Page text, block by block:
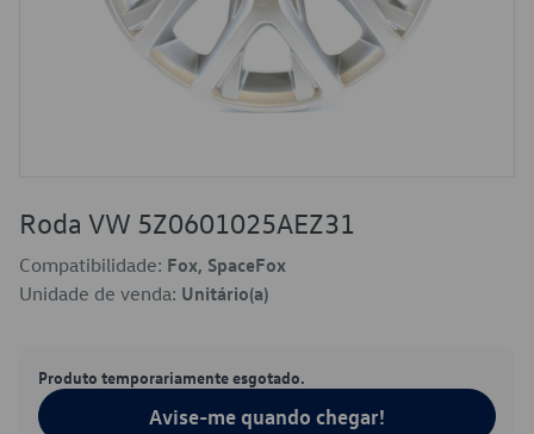
Roda VW 5Z0601025AEZ31
Compatibilidade: Fox, SpaceFox
Unidade de venda: Unitário(a)
Produto temporariamente esgotado.
Avise-me quando chegar!